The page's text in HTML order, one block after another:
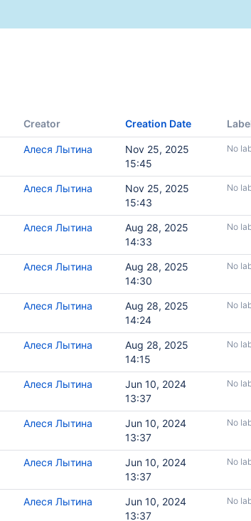
Creator Creation Date
Алеся Лытина
Nov 25, 2025
15:45
No
Алеся Лытина
Nov 25, 2025
15:43
No
Алеся Лытина
Aug 28, 2025
14:33
No
Алеся Лытина
Aug 28, 2025
14:30
No
Алеся Лытина
Aug 28, 2025
14:24
No
Алеся Лытина
Aug 28, 2025
14:15
No
Алеся Лытина
Jun 10, 2024
13:37
No
Алеся Лытина
Jun 10, 2024
13:37
No
Алеся Лытина
Jun 10, 2024
13:37
No
Алеся Лытина
Jun 10, 2024
13:37
No